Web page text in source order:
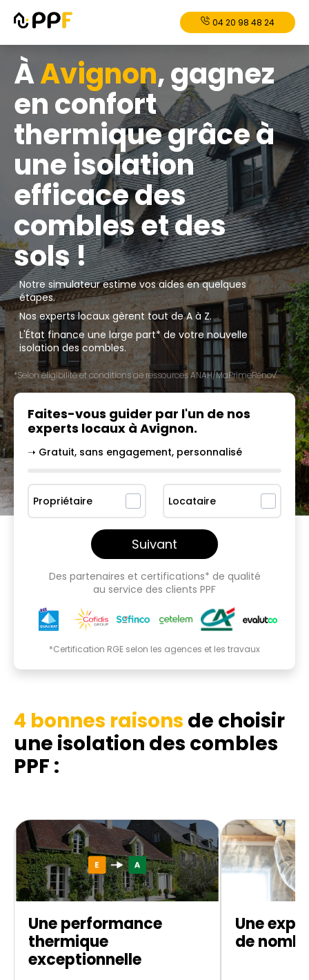
04 20 98 48 24
ÀAvignon, gagnez
en confort
thermique grâce à
une isolation
efficace des
combles et des
sols !
Notre simulateur estime vos aides en quelques
étapes.
Nos experts locaux gèrent tout de A à Z.
L'État finance une large part* de votre nouvelle
isolation des combles.
*Selon éligibilité et conditions de ressources ANAH/MaPrimeRénov'.
Faites-vous guider par l'un de nos
experts locaux à Avignon.
➝ Gratuit, sans engagement, personnalisé
Propriétaire Locataire
Suivant
Des partenaires et certifications* de qualité
au service des clients PPF
*Certification RGE selon les agences et les travaux
4 bonnes raisons de choisir
une isolation des combles
PPF :
Une performance
thermique
exceptionnelle
Une
de